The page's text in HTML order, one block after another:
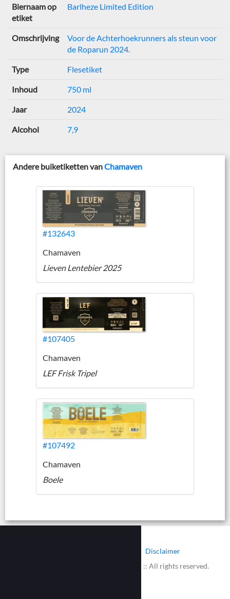
Biernaam op
etiket
Barlheze Limited Edition
Omschrijving
Voor de Achterhoekrunners als steun voor
de Roparun 2024.
Type Flesetiket
Inhoud 750 ml
Jaar 2024
Alcohol 7,9
Andere buiketiketten vanChamaven
#132643
Chamaven
Lieven Lentebier 2025
#107405
Chamaven
LEF Frisk Tripel
#107492
Chamaven
Boele
Disclaimer
© 2002 - 2026 :: www.bieretiketten.nl :: All rights reserved.